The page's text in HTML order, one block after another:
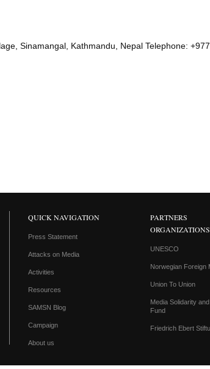
Sinamangal, Kathmandu, Nepal Telephone:
QUICK NAVIGATION
Press Statement
Attacks on Media
Activities
Resources
SAMSN Blog
Campaign
About us
PARTNERS
ORGANIZATIONS
UNESCO
Norwegian Foreign
Union To Union
Media Solidarity
Fund
Friedrich Ebert